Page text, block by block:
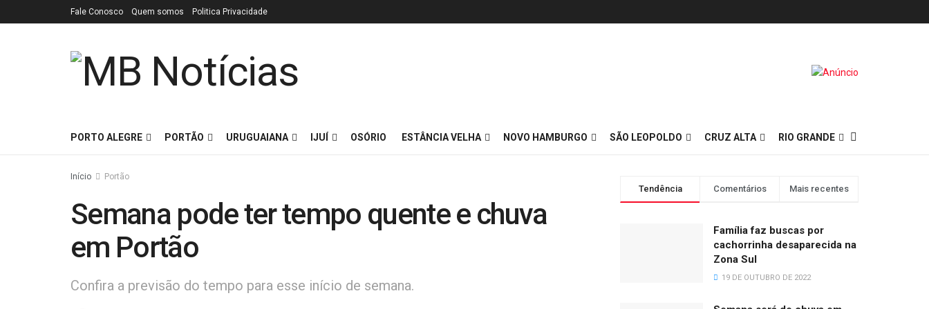
Fale Conosco Quem somos Politica Privacidade
PORTO ALEGRE PORTÃO URUGUAIANA IJUÍ OSÓRIO ESTÂNCIA VELHA NOVO HAMBURGO SÃO LEOPOLDO CRUZ ALTA RIO GRANDE
Início Portão
Semana pode ter tempo quente e chuva
em Portão
Confira a previsão do tempo para esse início de semana.
Tendência Comentários Mais recentes
Família faz buscas por
cachorrinha desaparecida na
Zona Sul
19 DE OUTUBRO DE 2022